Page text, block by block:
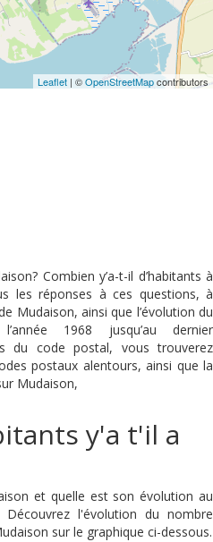
Leaflet | ©OpenStreetMapcontributors
Combien y’a-t-il d’habitants à
les réponses à ces questions, à
Mudaison, ainsi que l’évolution du
1968 jusqu’au dernier
du code postal, vous trouverez
postaux alentours, ainsi que la
Mudaison,
y'a t'il a
et quelle est son évolution au
l'évolution du nombre
sur le graphique ci-dessous.